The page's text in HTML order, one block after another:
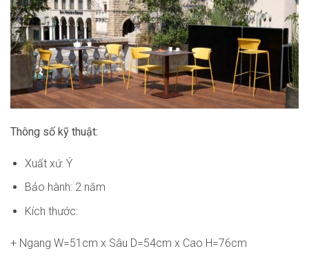
Thông số kỹ thuật:
Xuất xứ: Ý
Bảo hành: 2 năm
Kích thước:
+ Ngang W=51cm x Sâu D=54cm x Cao H=76cm